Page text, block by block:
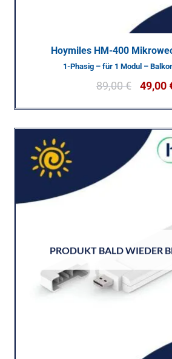
Hoymiles HM-400
1-Phasig – für 1 Modul –
89,00€ 49,00
PRODUKT BALD WIEDER